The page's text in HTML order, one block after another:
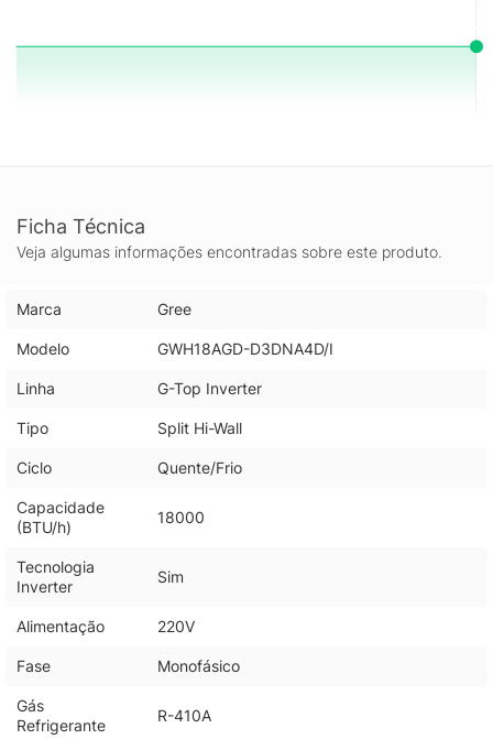
Ficha Técnica
Veja algumas informações encontradas sobre este produto.
Marca Gree
Modelo GWH18AGD-D3DNA4D/I
Linha G-Top Inverter
Tipo Split Hi-Wall
Ciclo Quente/Frio
Capacidade
(BTU/h)
18000
Tecnologia
Inverter
Sim
Alimentação 220V
Fase Monofásico
Gás
Refrigerante
R-410A